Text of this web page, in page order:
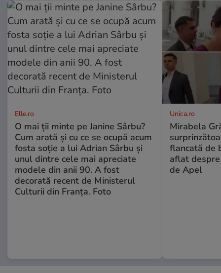
Elle.ro
O mai ții minte pe Janine Sârbu?
Cum arată și cu ce se ocupă acum
fosta soție a lui Adrian Sârbu și
unul dintre cele mai apreciate
modele din anii 90. A fost
decorată recent de Ministerul
Culturii din Franța. Foto
Unica.ro
Mirabela
flancată de
aflat
de Apel